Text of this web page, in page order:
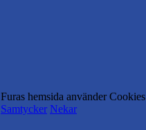
Furas hemsida använder
Samtycker Nekar